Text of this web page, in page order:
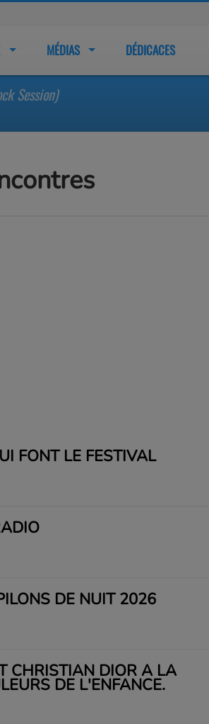
MÉDIAS DÉDICACES
Session)
FONT LE FESTIVAL
DE NUIT 2026
CHRISTIAN DIOR À LA
DE L'ENFANCE.